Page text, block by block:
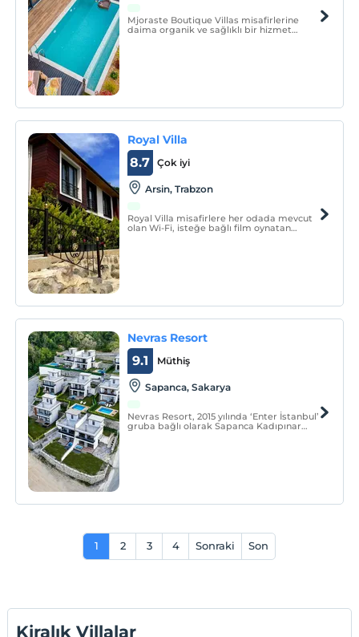
Mjoraste Boutique Villas misafirlerine
daima organik ve sağlıklı bir hizmet
Royal Villa
Çok iyi
8.7
Arsin, Trabzon
Royal Villa misafirlere her odada mevcut
olan Wi-Fi, isteğe bağlı film oynatan
Nevras Resort
Müthiş
9.1
Sapanca, Sakarya
Nevras Resort, 2015 yılında ‘Enter İstanbul’
gruba bağlı olarak Sapanca Kadıpınar
1 2 3 4 Sonraki Son
Kiralık Villalar